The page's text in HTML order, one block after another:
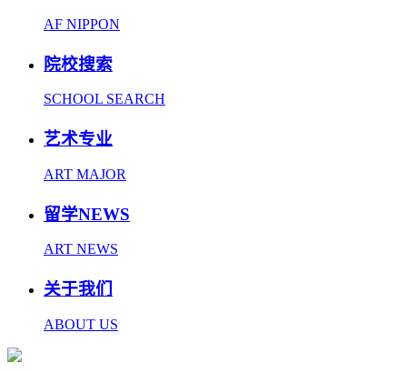
AF NIPPON
院校搜索
SCHOOL SEARCH
艺术专业
ART MAJOR
留学NEWS
ART NEWS
关于我们
ABOUT US